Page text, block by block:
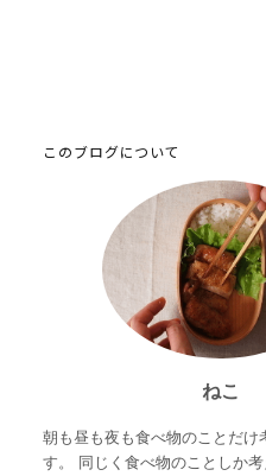
このブログについて
ねこ
朝も昼も夜も食べ物のことだけ
す。 同じく食べ物のことしか